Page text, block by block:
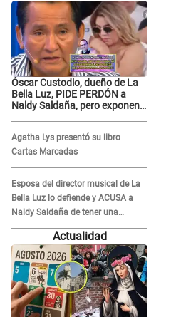
Óscar Custodio, dueño de La
Bella Luz, PIDE PERDÓN a
Naldy Saldaña, pero exponen
grabar"
Agatha Lys presentó su libro
Cartas Marcadas
Esposa del director musical de La
Bella Luz lo defiende y ACUSA a
Naldy Saldaña de tener una
relación con él y otros integrantes
Actualidad